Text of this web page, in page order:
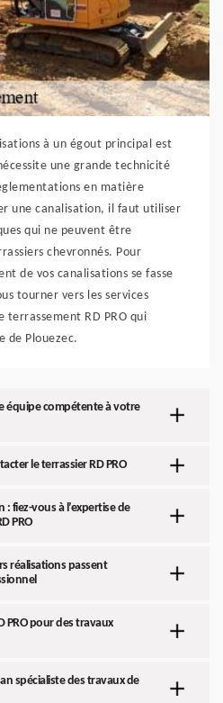
à un égout principal est
une grande technicité
en matière
une canalisation, il faut utiliser
qui ne peuvent être
chevronnés. Pour
de vos canalisations se fasse
tourner vers les services
terrassement RD PRO qui
de Plouezec.
équipe compétente à votre
le terrassier RD PRO
fiez-vous à l’expertise de
PRO
réalisations passent
PRO pour des travaux
spécialiste des travaux de